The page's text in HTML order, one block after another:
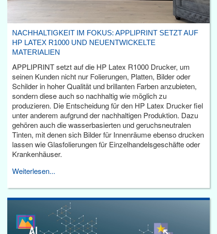
NACHHALTIGKEIT IM FOKUS: APPLIPRINT SETZT AUF
HP LATEX R1000 UND NEUENTWICKELTE
MATERIALIEN
APPLIPRINT setzt auf die HP Latex R1000 Drucker, um
seinen Kunden nicht nur Folierungen, Platten, Bilder oder
Schilder in hoher Qualität und brillanten Farben anzubieten,
sondern diese auch so nachhaltig wie möglich zu
produzieren. Die Entscheidung für den HP Latex Drucker fiel
unter anderem aufgrund der nachhaltigen Produktion. Dazu
gehören auch die wasserbasierten und geruchsneutralen
Tinten, mit denen sich Bilder für Innenräume ebenso drucken
lassen wie Glasfolierungen für Einzelhandelsgeschäfte oder
Krankenhäuser.
Weiterlesen...